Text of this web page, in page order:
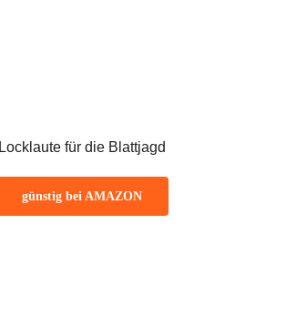
Locklaute für die Blattjagd
günstig bei AMAZON